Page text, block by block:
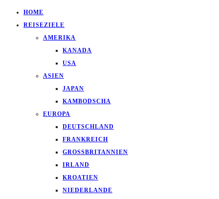
HOME
REISEZIELE
AMERIKA
KANADA
USA
ASIEN
JAPAN
KAMBODSCHA
EUROPA
DEUTSCHLAND
FRANKREICH
GROSSBRITANNIEN
IRLAND
KROATIEN
NIEDERLANDE